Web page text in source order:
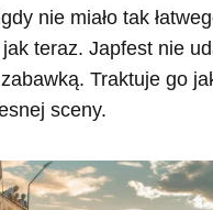
nie miało tak
teraz. Japfest nie
Traktuje go
sceny.